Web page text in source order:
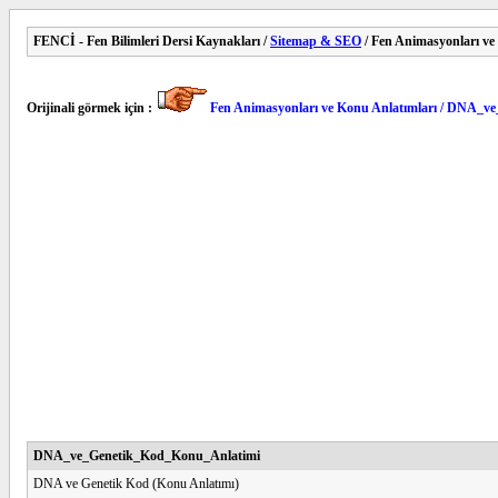
FENCİ - Fen Bilimleri Dersi Kaynakları /Sitemap & SEO / Fen Animasyonları
Orijinali görmek için : Fen Animasyonları ve Konu Anlatımları /
DNA_ve_Genetik_Kod_Konu_Anlatimi
DNA ve Genetik Kod (Konu Anlatımı)